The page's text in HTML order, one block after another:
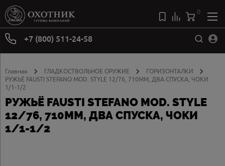
+7 (800) 511-24-58
0
Главная ГЛАДКОСТВОЛЬНОЕ ОРУЖИЕ
ГОРИЗОНТАЛКИ
РУЖЬЁ FAUSTI STEFANO MOD. STYLE 12/76, 710ММ, ДВА СПУСКА, ЧОКИ
1/1-1/2
РУЖЬЁ FAUSTI STEFANO MOD. STYLE
12/76, 710ММ, ДВА СПУСКА, ЧОКИ
1/1-1/2